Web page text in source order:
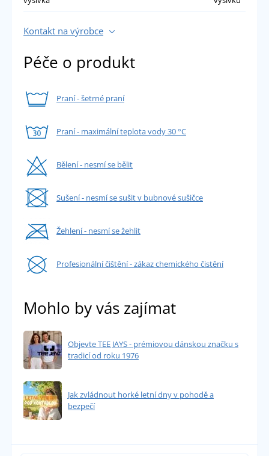
Kontakt na výrobce
Péče o produkt
Praní - šetrné praní
Praní - maximální teplota vody 30 °C
Bělení - nesmí se bělit
Sušení - nesmí se sušit v bubnové sušičce
Žehlení - nesmí se žehlit
Profesionální čištění - zákaz chemického čistění
Mohlo by vás zajímat
Objevte TEE JAYS - prémiovou dánskou značku s
tradicí od roku 1976
Jak zvládnout horké letní dny v pohodě a
bezpečí